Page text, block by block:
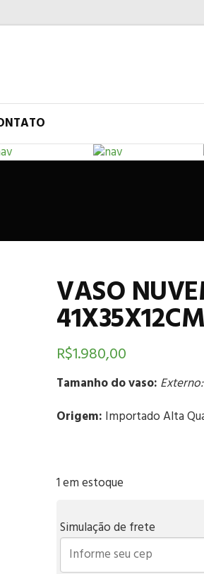
VASO
R$1.980,00
Tamanho do vaso: Externo:
Origem: Importado Alta
1 em estoque
Simulação de frete